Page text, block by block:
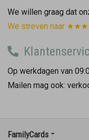
We willen graag dat
We streven naar
Op werkdagen van
Mailen mag ook:
FamilyCards